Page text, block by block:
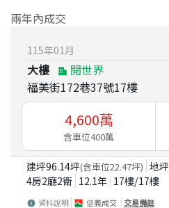
兩年內成交
115年01 月
大樓
閱世界
福美街172巷37號17樓
4,600萬
含車位400萬
建坪96.14坪(含車位22.47坪) 地坪
4房2廳2衛 12.1年 17樓/17樓
資料說明 信義成交 交易備註